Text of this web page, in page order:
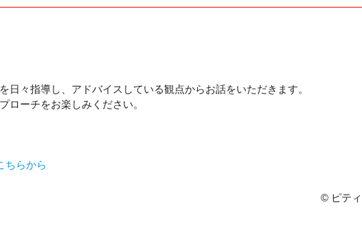
日々指導し、アドバイスしている観点からお話をいただきます。
ローチをお楽しみください。
ちらから
© ピテ